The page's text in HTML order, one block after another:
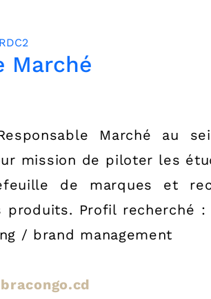
RDC2
Marché
Marché au
mission de piloter les
de marques et
produits. Profil recherché
/ brand management